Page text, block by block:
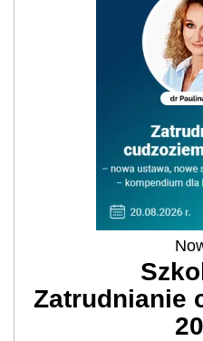
Zatrudnianie